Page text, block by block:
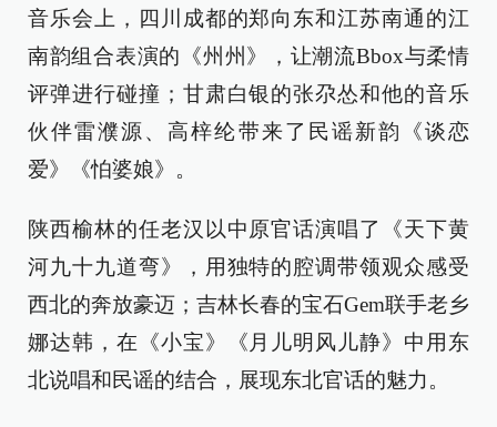
音乐会上，四川成都的郑向东和江苏南通的江
南韵组合表演的《州州》，让潮流Bbox与柔情
评弹进行碰撞；甘肃白银的张尕怂和他的音乐
伙伴雷濮源、高梓纶带来了民谣新韵《谈恋
爱》《怕婆娘》。
陕西榆林的任老汉以中原官话演唱了《天下黄
河九十九道弯》，用独特的腔调带领观众感受
西北的奔放豪迈；吉林长春的宝石Gem联手老乡
娜达韩，在《小宝》《月儿明风儿静》中用东
北说唱和民谣的结合，展现东北官话的魅力。